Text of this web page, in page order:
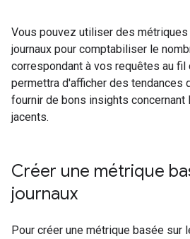
Vous pouvez utiliser des
journaux pour comptabiliser le
correspondant à vos requêtes au fil
permettra d'afficher des tendances
fournir de bons insights
jacents.
Créer une métrique
journaux
Pour créer une métrique basée sur